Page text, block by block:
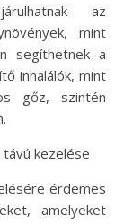
az
mint
segíthetnek a
inhalálók, mint
gőz, szintén
kezelése
érdemes
amelyeket